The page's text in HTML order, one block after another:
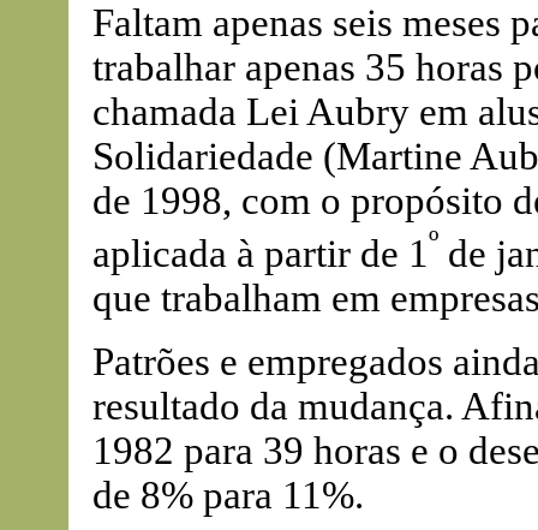
Faltam apenas seis meses
trabalhar apenas 35 horas
chamada Lei Aubry em
Solidariedade (Martine
de 1998, com o propósito
aplicada à partir de 1ºde
que trabalham em
Patrões e empregados
resultado da mudança.
1982 para 39 horas e o
de 8% para 11%.